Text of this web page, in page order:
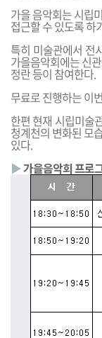
가을 음악회는 시립
접근할 수 있도록 하
특히 미술관에서 전
가을음악회에는 신
정란 등이 참여한다.
무료로 진행하는 이
한편 현재 시립미술
청계천의 변화된 모
있다.
▶가을음악회 프로